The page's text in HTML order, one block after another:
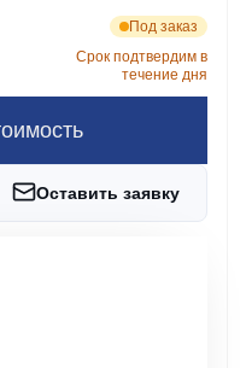
Под заказ
Срок подтвердим в
течение дня
Оставить заявку